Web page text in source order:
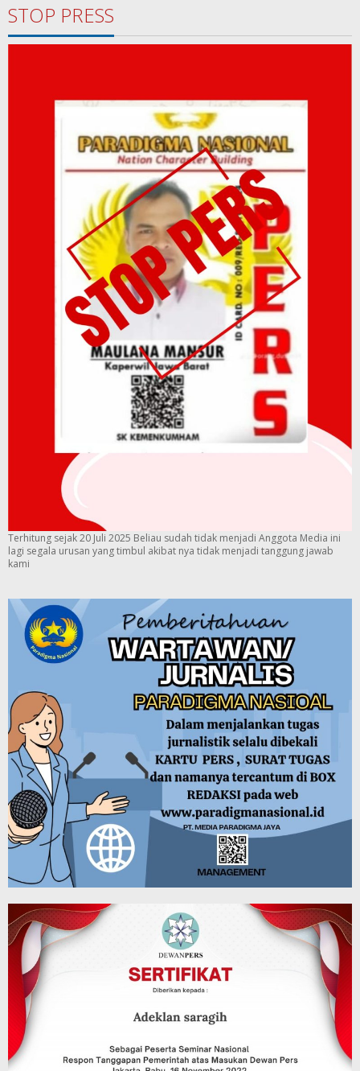
STOP PRESS
Terhitung sejak 20 Juli 2025 Beliau sudah tidak menjadi Anggota Media ini
lagi segala urusan yang timbul akibat nya tidak menjadi tanggung jawab
kami